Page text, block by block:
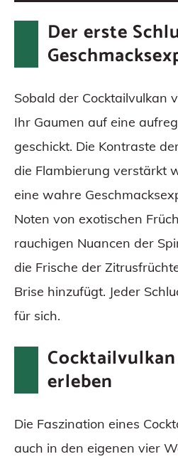
Der erste
Sobald der Cocktailvulkan
Ihr Gaumen auf eine
geschickt. Die Kontraste
die Flambierung verstärkt
eine wahre
Noten von exotischen
rauchigen Nuancen der
die Frische der
Brise hinzufügt. Jeder
für sich.
erleben
Die Faszination eines
auch in den eigenen vier